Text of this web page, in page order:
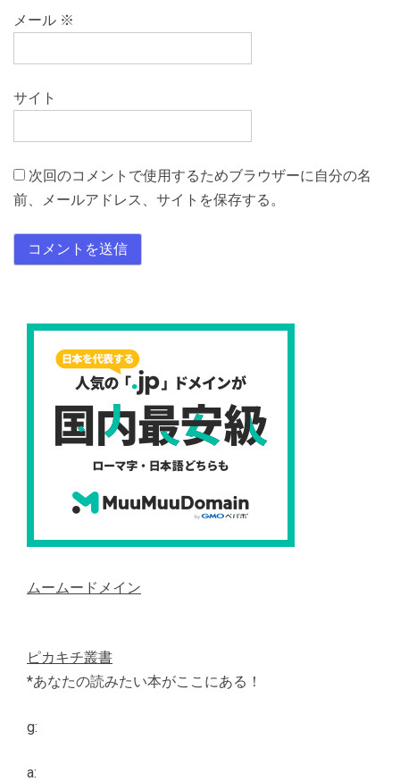
メール ※
サイト
次回のコメントで使用するためブラウザーに自分の名
前、メールアドレス、サイトを保存する。
ムームードメイン
ピカキチ叢書
*あなたの読みたい本がここにある！
g:
a: